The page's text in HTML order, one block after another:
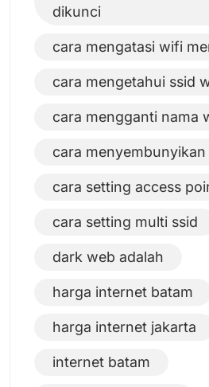
dikunci
cara mengatasi wifi
cara mengetahui ssid
cara mengganti nama
cara
cara setting access
cara setting multi ssid
dark web adalah
harga internet batam
harga internet jakarta
internet batam